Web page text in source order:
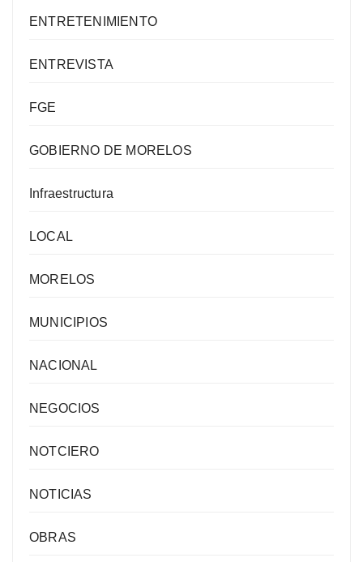
ENTRETENIMIENTO
ENTREVISTA
FGE
GOBIERNO DE MORELOS
Infraestructura
LOCAL
MORELOS
MUNICIPIOS
NACIONAL
NEGOCIOS
NOTCIERO
NOTICIAS
OBRAS